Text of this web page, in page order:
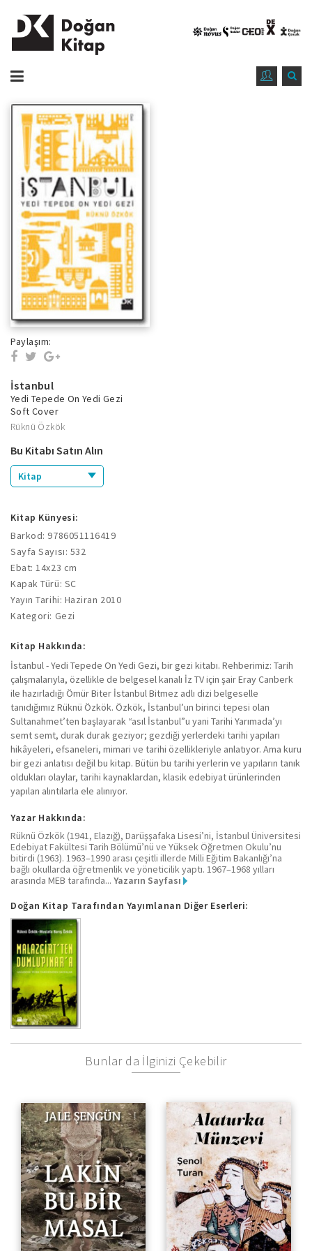
Paylaşım:
İstanbul
Yedi Tepede On Yedi Gezi
Soft Cover
Rüknü Özkök
Bu Kitabı Satın Alın
Kitap
Kitap Künyesi:
Barkod: 9786051116419
Sayfa Sayısı: 532
Ebat: 14x23 cm
Kapak Türü: SC
Yayın Tarihi: Haziran 2010
Kategori: Gezi
Kitap Hakkında:
İstanbul - Yedi Tepede On Yedi Gezi, bir gezi kitabı. Rehberimiz: Tarih
çalışmalarıyla, özellikle de belgesel kanalı İz TV için şair Eray Canberk
ile hazırladığı Ömür Biter İstanbul Bitmez adlı dizi belgeselle
tanıdığımız Rüknü Özkök. Özkök, İstanbul’un birinci tepesi olan
Sultanahmet’ten başlayarak “asıl İstanbul”u yani Tarihi Yarımada’yı
semt semt, durak durak geziyor; gezdiği yerlerdeki tarihi yapıları
hikâyeleri, efsaneleri, mimari ve tarihi özellikleriyle anlatıyor. Ama kuru
bir gezi anlatısı değil bu kitap. Bütün bu tarihi yerlerin ve yapıların tanık
oldukları olaylar, tarihi kaynaklardan, klasik edebiyat ürünlerinden
yapılan alıntılarla ele alınıyor.
Yazar Hakkında:
Rüknü Özkök (1941, Elazığ), Darüşşafaka Lisesi’ni, İstanbul Üniversitesi
Edebiyat Fakültesi Tarih Bölümü’nü ve Yüksek Öğretmen Okulu’nu
bitirdi (1963). 1963–1990 arası çeşitli illerde Milli Eğitim Bakanlığı’na
bağlı okullarda öğretmenlik ve yöneticilik yaptı. 1967–1968 yılları
arasında MEB tarafında... Yazarın Sayfası
Doğan Kitap Tarafından Yayımlanan Diğer Eserleri:
Bunlar da İlginizi Çekebilir